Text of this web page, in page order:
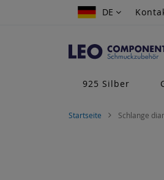
Zum
DE
DE
925 Silber
Startseite Schlange